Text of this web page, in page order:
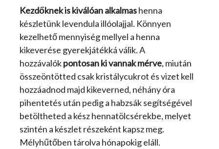
Kezdőknek is kiválóan alkalmashenna
készletünk levendula illóolajjal. Könnyen
kezelhető mennyiség mellyel a henna
kikeverése gyerekjátékká válik. A
hozzávalókpontosan ki vannak mérve, miután
összeöntötted csak kristálycukrot és vizet kell
hozzáadnod majd kikeverned, néhány óra
pihentetés után pedig a habzsák segítségével
betöltheted a kész hennatölcsérekbe, melyet
szintén a készlet részeként kapsz meg.
Mélyhűtőben tárolva hónapokig eláll.